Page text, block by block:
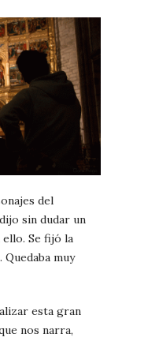
del
sin dudar un
ello. Se fijó la
muy
esta gran
nos narra,